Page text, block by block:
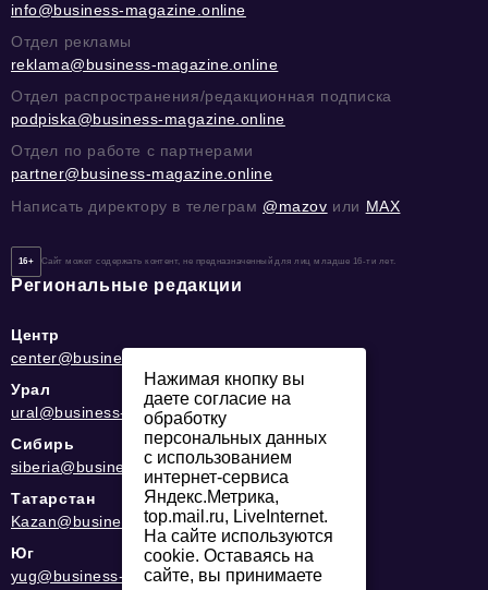
info@business-magazine.online
Отдел рекламы
reklama@business-magazine.online
Отдел распространения/редакционная подписка
podpiska@business-magazine.online
Отдел по работе с партнерами
partner@business-magazine.online
Написать директору в телеграм @mazov или MAX
16+ Сайт может содержать контент, не предназначенный для лиц младше 16-ти лет.
Региональные редакции
Центр
center@business-magazine.online
Урал
ural@business-magazine.online
Сибирь
siberia@business-magazine.online
Татарстан
Kazan@business-magazine.online
Юг
yug@business-magazine.online
Нажимая кнопку вы
даете согласие на
обработку
персональных данных
с использованием
интернет-сервиса
Яндекс.Метрика,
top.mail.ru, LiveInternet.
На сайте используются
cookie. Оставаясь на
сайте, вы принимаете